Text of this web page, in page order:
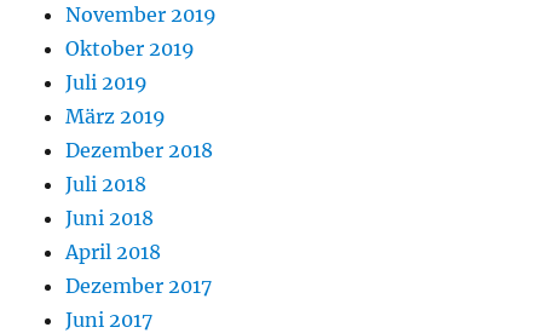
November 2019
Oktober 2019
Juli 2019
März 2019
Dezember 2018
Juli 2018
Juni 2018
April 2018
Dezember 2017
Juni 2017